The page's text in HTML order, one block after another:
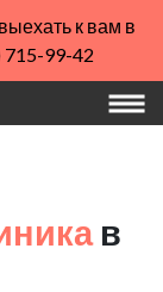
к вам в
715-99-42
в